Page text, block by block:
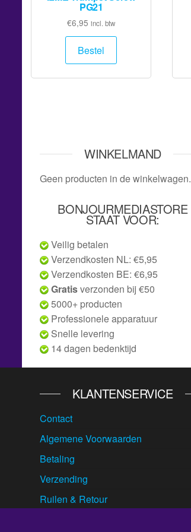
PG21
€6,95 incl. btw
Bestel
WINKELMAND
Geen producten in de winkelwagen.
BONJOURMEDIASTORE
STAAT VOOR:
Veilig betalen
Verzendkosten NL: €5,95
Verzendkosten BE: €6,95
Gratisverzonden bij €50
5000+ producten
Professionele apparatuur
Snelle levering
14 dagen bedenktijd
KLANTENSERVICE
Contact
Algemene Voorwaarden
Betaling
Verzending
Ruilen & Retour